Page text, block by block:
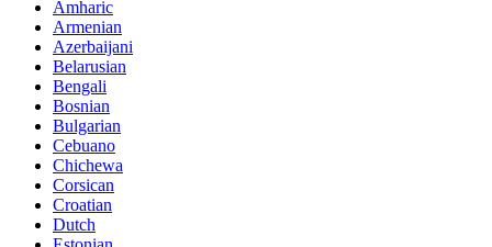
Amharic
Armenian
Azerbaijani
Belarusian
Bengali
Bosnian
Bulgarian
Cebuano
Chichewa
Corsican
Croatian
Dutch